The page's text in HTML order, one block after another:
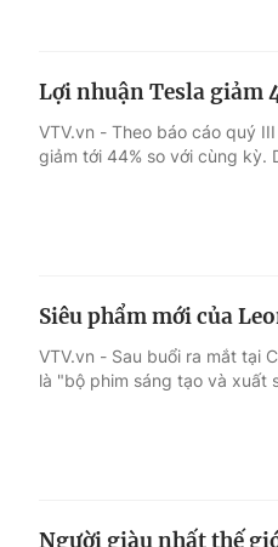
Lợi nhuận Tesla giảm
VTV.vn - Theo báo cáo quý
giảm tới 44% so với cùng kỳ.
Siêu phẩm mới của
VTV.vn - Sau buổi ra mắt tại
là "bộ phim sáng tạo và xuất
Người giàu nhất thế